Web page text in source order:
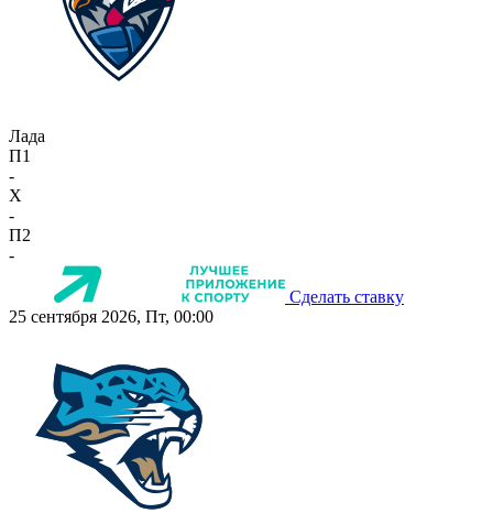
Лада
П1
-
X
-
П2
-
Сделать ставку
25 сентября 2026, Пт, 00:00